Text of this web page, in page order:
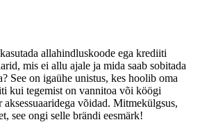
allahindluskoode ega krediiti
mis ei allu ajale ja mida saab sobitada
See on igaühe unistus, kes hoolib oma
kui tegemist on vannitoa või köögi
aksessuaaridega võidad. Mitmekülgsus,
see ongi selle brändi eesmärk!